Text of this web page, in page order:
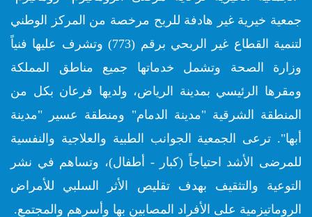
جمعية خيرية غير هادفة للربح مرخصة من المركز الوطني
لتنمية القطاع غير الربحي برقم (773) وتشرف عليها فنياً
وزارة الصحة وتشمل خدماتها جميع مناطق المملكة
ومقرها الرئيسي بمدينة الرياض، ولديها فرعان بكل من
المنطقة الشرقية "مدينة الدمام" ومنطقة عسير "مدينة
أبها". ترعى الجمعية الجوانب الطبية والعلاجية والنفسية
للمرضى الأشد احتياجاً (كبار - أطفال)، وتساهم في نشر
التوعية والتثقيف بهدف تقليص الأثر السلبي للأمراض
الروماتيزمية على الأفراد المصابين بها وأسرهم والمجتمع.